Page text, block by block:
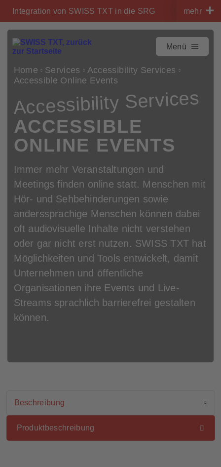
Navigieren auf swisstxt.ch
Zum Inhalt
Zum Kontakt
Integration von SWISS TXT in die SRG mehr
Menü
Home Services
Accessibility Services
Accessible Online Events
Accessibility Services
ACCESSIBLE
ONLINE EVENTS
Immer mehr Veranstaltungen und
Meetings finden online statt. Menschen mit
Hör- und Sehbehinderungen sowie
anderssprachige Menschen können dabei
oft audiovisuelle Inhalte nicht verstehen
oder gar nicht erst nutzen. SWISS TXT hat
Möglichkeiten und Tools entwickelt, damit
Unternehmen und öffentliche
Organisationen ihre Events und Live-
Streams sprachlich barrierefrei gestalten
können.
Aktiver Ankerlink
Beschreibung
Liste der verfügbaren Ankerlinks
In Kürze
Beschreibung
Referenzen
Produktbeschreibung